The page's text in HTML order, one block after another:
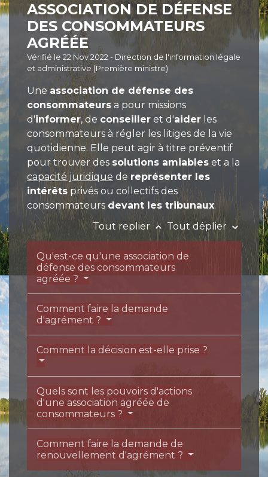
ASSOCIATION DE DÉFENSE
DES CONSOMMATEURS
AGRÉÉE
Vérifié le 22 Nov 2022 - Direction de l'information légale
et administrative (Première ministre)
Uneassociation de défense des
consommateurs a pour missions
d'informer, de conseiller et d'aider les
consommateurs à régler les litiges de la vie
quotidienne. Elle peut agir à titre préventif
pour trouver des solutions amiables et a la
capacité juridique de représenter les
intérêts privés ou collectifs des
consommateurs devant les tribunaux.
Tout replier keyboard_arrow_up Tout déplier keyboard_arrow_down
Qu'est-ce qu'une association de
défense des consommateurs
agréée ?
Comment faire la demande
d'agrément ?
Comment la décision est-elle prise ?
Quels sont les pouvoirs d'actions
d'une association agréée de
consommateurs ?
Comment faire la demande de
renouvellement d'agrément ?